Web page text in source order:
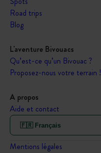
Road trips
Blog
L'aventure Bivouacs
Qu’est-ce qu’un Bivouac ?
Proposez-nous votre terrain !
A propos
Aide et contact
Mentions légales